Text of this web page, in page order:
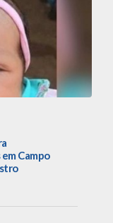
Campo